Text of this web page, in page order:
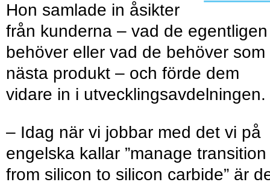
Hon samlade in åsikter
från kunderna – vad de egentligen
behöver eller vad de behöver som
nästa produkt – och förde dem
vidare in i utvecklingsavdelningen.
– Idag när vi jobbar med det vi på
engelska kallar ”manage transition
from silicon to silicon carbide” är